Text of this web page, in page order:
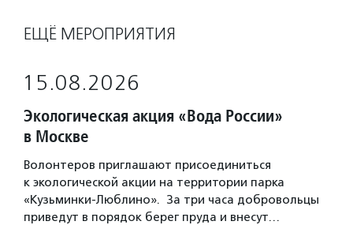
ЕЩЁ МЕРОПРИЯТИЯ
15.08.2026
Экологическая акция «Вода России»
в Москве
Волонтеров приглашают присоединиться
к экологической акции на территории парка
«Кузьминки-Люблино». За три часа добровольцы
приведут в порядок берег пруда и внесут…